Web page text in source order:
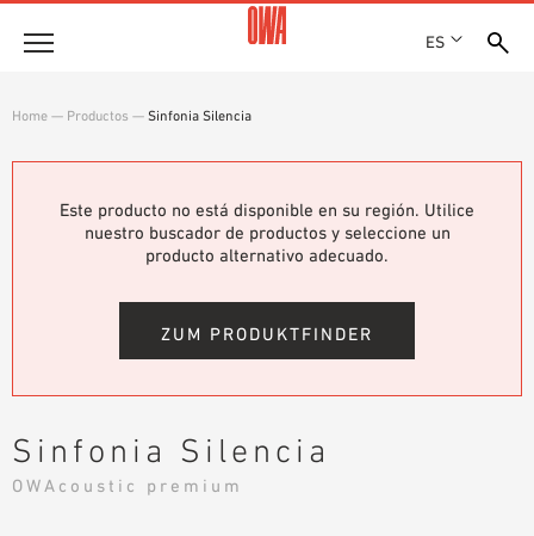
ES
EMPLAZAMIENTOS
Productos
RESUMEN DE PRODUCTOS
BÚSQUEDA GUIADA
Soluciones
ÁREAS DE UTILIZACIÓN
TEXTOS SOBRE LICITACIONES PÚBLICAS
DESCARGAS
Home — Productos — Sinfonia Silencia
Este producto no está disponible en su región. Utilice
nuestro buscador de productos y seleccione un
producto alternativo adecuado.
ZUM PRODUKTFINDER
Sinfonia Silencia
OWAcoustic premium